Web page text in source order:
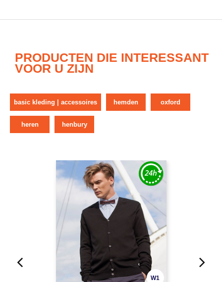
PRODUCTEN DIE INTERESSANT
VOOR U ZIJN
basic kleding | accessoires hemden oxford
heren henbury
W1